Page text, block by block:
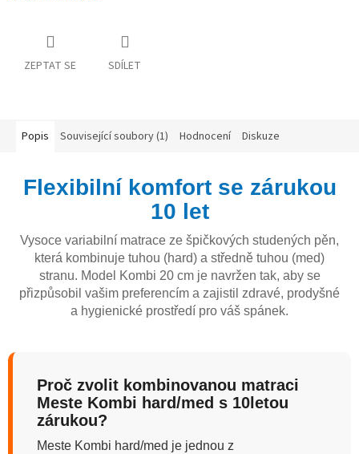
ZEPTAT SE SDÍLET
Popis Související soubory (1) Hodnocení Diskuze
Flexibilní komfort se zárukou
10 let
Vysoce variabilní matrace ze špičkových studených pěn,
která kombinuje tuhou (hard) a středně tuhou (med)
stranu. Model Kombi 20 cm je navržen tak, aby se
přizpůsobil vašim preferencím a zajistil zdravé, prodyšné
a hygienické prostředí pro váš spánek.
Proč zvolit kombinovanou matraci
Meste Kombi hard/med s 10letou
zárukou?
Meste Kombi hard/med je jednou z